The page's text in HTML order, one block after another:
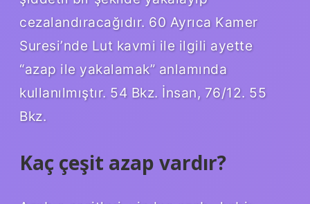
cezalandıracağıdır. 60 Ayrıca Kamer
Suresi’nde Lut kavmi ile ilgili ayette
“azap ile yakalamak” anlamında
kullanılmıştır. 54 Bkz. İnsan, 76/12. 55
Bkz.
Kaç çeşit azap vardır?